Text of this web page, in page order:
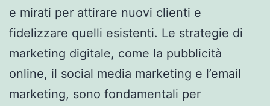
e mirati per attirare nuovi clienti e
fidelizzare quelli esistenti. Le strategie di
marketing digitale, come la pubblicità
online, il social media marketing e l’email
marketing, sono fondamentali per